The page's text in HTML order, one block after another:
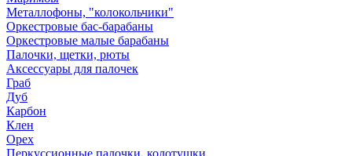
Металлофоны, "колокольчики"
Оркестровые бас-барабаны
Оркестровые малые барабаны
Палочки, щетки, рюты
Аксессуары для палочек
Граб
Дуб
Карбон
Клен
Орех
Перкуссионные палочки, колотушки